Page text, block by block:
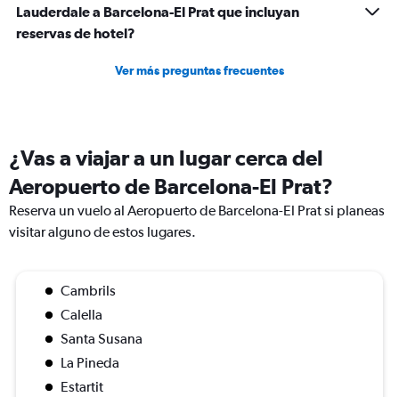
Lauderdale a Barcelona-El Prat que incluyan
reservas de hotel?
Ver más preguntas frecuentes
¿Vas a viajar a un lugar cerca del
Aeropuerto de Barcelona-El Prat?
Reserva un vuelo al Aeropuerto de Barcelona-El Prat si planeas
visitar alguno de estos lugares.
Cambrils
Calella
Santa Susana
La Pineda
Estartit